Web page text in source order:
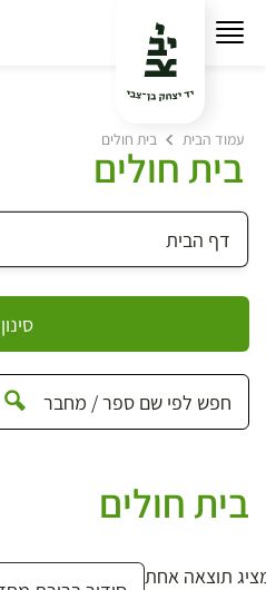
עמוד הבית בית חולים
בית חולים
סינון
בית חולים
תוצאה אחת